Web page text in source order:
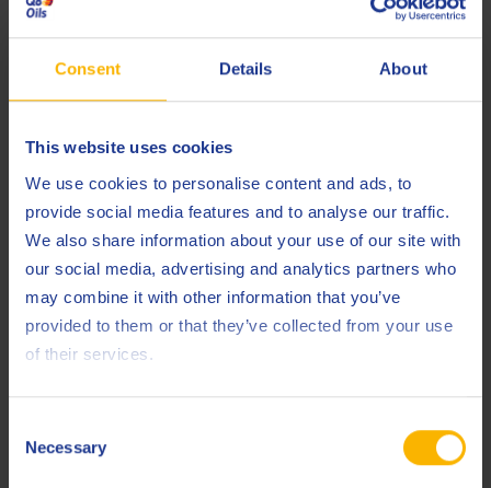
Consent Details About
This website uses cookies
We use cookies to personalise content and ads, to
provide social media features and to analyse our traffic.
We also share information about your use of our site with
our social media, advertising and analytics partners who
may combine it with other information that you’ve
provided to them or that they’ve collected from your use
of their services.
Selection
Necessary
información, consulte
Especificaciones y aprobaciones
ACEA C5
Renault RN17 FE
Less specifications
Productos relacionados